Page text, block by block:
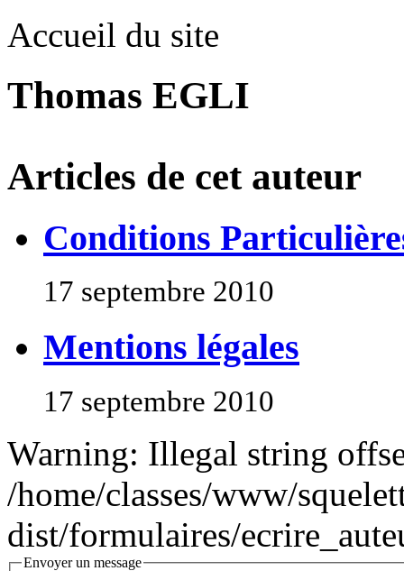
Accueil du site
Thomas EGLI
Articles de cet auteur
Conditions
17 septembre 2010
Mentions légales
17 septembre 2010
Warning: Illegal string
/home/classes/www/
dist/formulaires/
Envoyer un message